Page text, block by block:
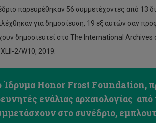
παρευρέθηκαν 56 συμμετέχοντες από 13
για δημοσίευση, 19 εξ αυτών σαν
δημοσιευτεί στο The International
2/W10, 2019.
Ίδρυμα Honor Frost Foundation,
ενάλιας αρχαιολογίας
στο συνέδριο,